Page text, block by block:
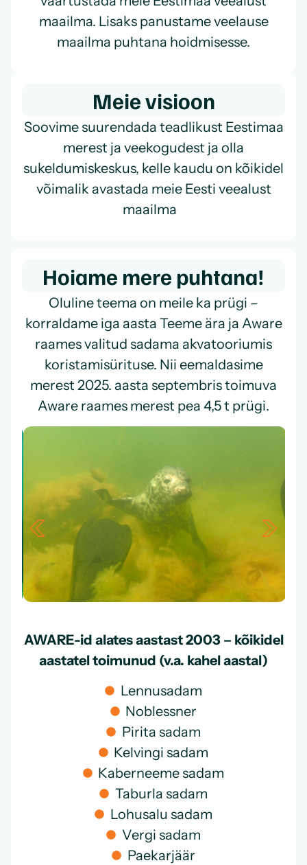
maailma. Lisaks panustame veelause
maailma puhtana hoidmisesse.
Meie visioon
Soovime suurendada teadlikust Eestimaa
merest ja veekogudest ja olla
sukeldumiskeskus, kelle kaudu on kõikidel
võimalik avastada meie Eesti veealust
maailma
Hoiame mere puhtana!
Oluline teema on meile ka prügi –
korraldame iga aasta Teeme ära ja Aware
raames valitud sadama akvatooriumis
koristamisürituse. Nii eemaldasime
merest 2025. aasta septembris toimuva
Aware raames merest pea 4,5 t prügi.
AWARE-id alates aastast 2003 – kõikidel
aastatel toimunud (v.a. kahel aastal)
Lennusadam
Noblessner
Pirita sadam
Kelvingi sadam
Kaberneeme sadam
Taburla sadam
Lohusalu sadam
Vergi sadam
Paekarjäär